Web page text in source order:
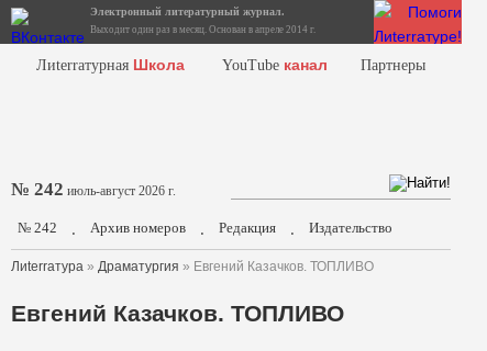
Электронный литературный журнал.
Выходит один раз в месяц. Основан в апреле 2014 г.
Лиterraтурная Школа YouTube канал Партнеры
№ 242 июль-август 2026 г.
№ 242 . Архив номеров . Редакция . Издательство
Лиterraтура » Драматургия » Евгений Казачков. ТОПЛИВО
Евгений Казачков. ТОПЛИВО